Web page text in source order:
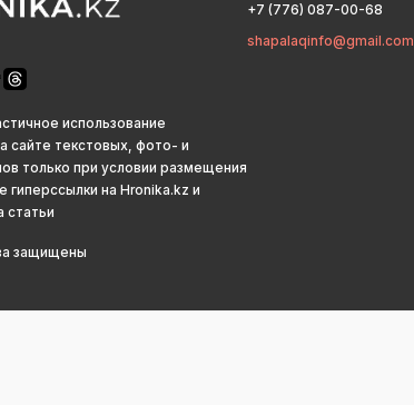
использование
сайте текстовых, фото- и
только при условии размещения
гиперссылки на Hronika.kz и
статьи
защищены
+7 (776) 087-00-68
shapalaqinfo@gmail.com